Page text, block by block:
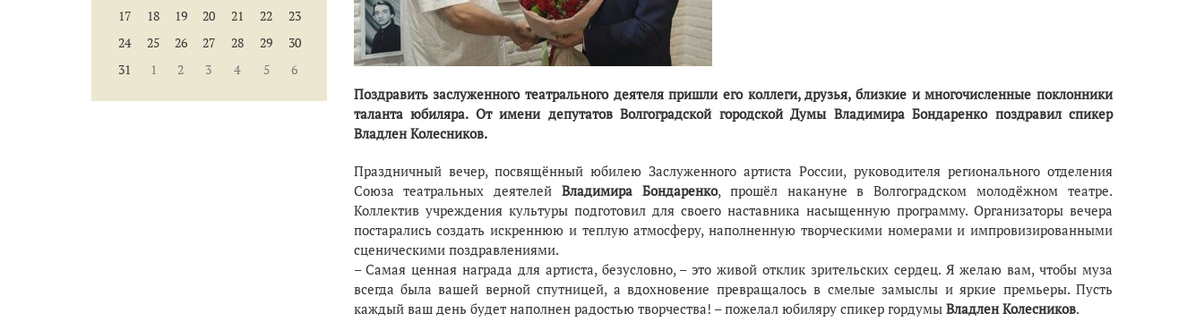
17
18 19 20 21 22
23
24
25 26 27 28 29
30
31
1 2 3 4 5 6
Поздравить заслуженного театрального деятеля пришли его коллеги, друзья, близкие и многочисленные поклонники
таланта юбиляра. От имени депутатов Волгоградской городской Думы Владимира Бондаренко поздравил спикер
Владлен Колесников.
Праздничный вечер, посвящённый юбилею Заслуженного артиста России, руководителя регионального отделения
Союза театральных деятелейВладимира Бондаренко, прошёл накануне в Волгоградском молодёжном театре.
Коллектив учреждения культуры подготовил для своего наставника насыщенную программу. Организаторы вечера
постарались создать искреннюю и теплую атмосферу, наполненную творческими номерами и импровизированными
сценическими поздравлениями.
– Самая ценная награда для артиста, безусловно, – это живой отклик зрительских сердец. Я желаю вам, чтобы муза
всегда была вашей верной спутницей, а вдохновение превращалось в смелые замыслы и яркие премьеры. Пусть
каждый ваш день будет наполнен радостью творчества! – пожелал юбиляру спикер гордумы Владлен Колесников.